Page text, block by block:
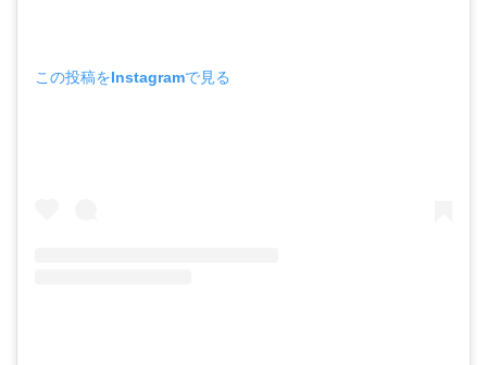
この投稿をInstagramで見る